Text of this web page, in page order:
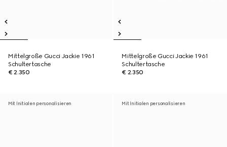
Mittelgroße Gucci Jackie 1961
Schultertasche
€ 2.350
Mittelgroße Gucci Jackie 1961
Schultertasche
€ 2.350
Mit Initialen personalisieren Mit Initialen personalisieren